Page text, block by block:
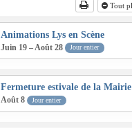
Tout
Animations Lys en Scène
Juin 19 – Août 28 Jour entier
Fermeture estivale de la Mairie
Août 8 Jour entier